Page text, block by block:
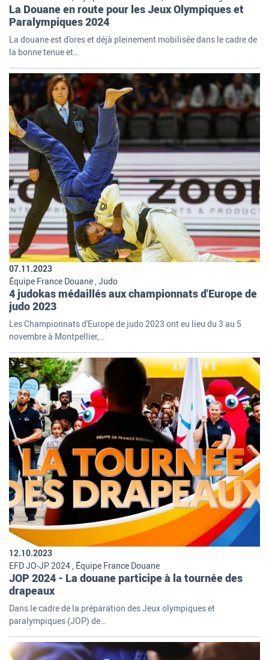
La Douane en route pour les Jeux Olympiques et
Paralympiques 2024
La douane est d'ores et déjà pleinement mobilisée dans le cadre de
la bonne tenue et…
07.11.2023
Équipe France Douane , Judo
4 judokas médaillés aux championnats d'Europe de
judo 2023
Les Championnats d'Europe de judo 2023 ont eu lieu du 3 au 5
novembre à Montpellier,…
12.10.2023
EFD JO-JP 2024 , Équipe France Douane
JOP 2024 - La douane participe à la tournée des
drapeaux
Dans le cadre de la préparation des Jeux olympiques et
paralympiques (JOP) de…